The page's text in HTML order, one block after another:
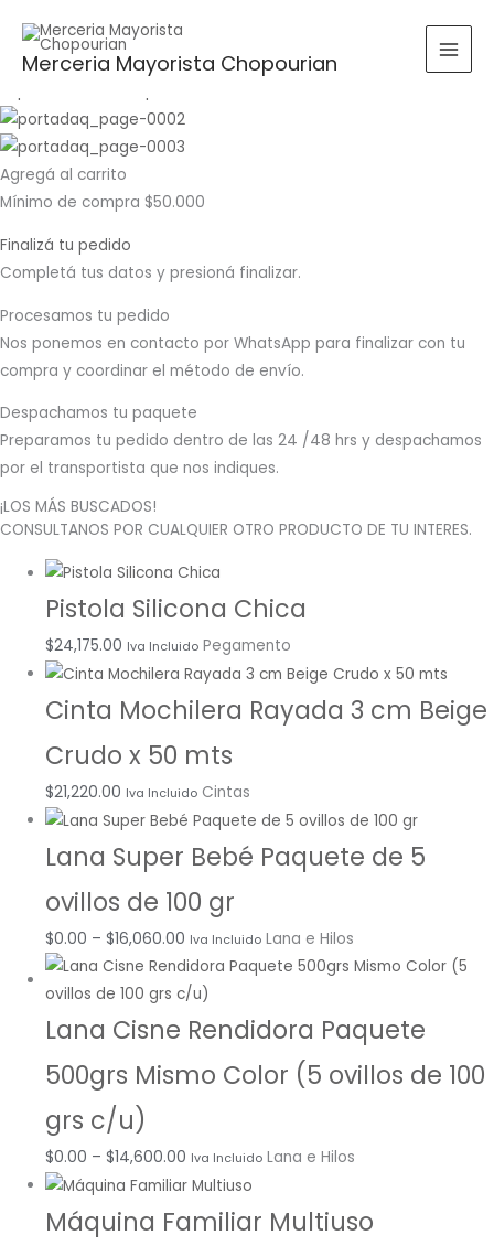
contenido
Merceria Mayorista Chopourian
por:
BUSCAR
Agregá al carrito
Mínimo de compra $50.000
Finalizá tu pedido
Completá tus datos y presioná finalizar.
Procesamos tu pedido
Nos ponemos en contacto por WhatsApp para finalizar con tu
compra y coordinar el método de envío.
Despachamos tu paquete
Preparamos tu pedido dentro de las 24 /48 hrs y despachamos
por el transportista que nos indiques.
¡LOS MÁS BUSCADOS!
CONSULTANOS POR CUALQUIER OTRO PRODUCTO DE TU INTERES.
Pistola Silicona Chica
$24,175.00 Iva Incluido Pegamento
Cinta Mochilera Rayada 3 cm Beige
Crudo x 50 mts
$21,220.00 Iva Incluido Cintas
Lana Super Bebé Paquete de 5
ovillos de 100 gr
$0.00 – $16,060.00
precios:
$0.00
Iva Incluido Lana e Hilos
Lana Cisne Rendidora Paquete
500grs Mismo Color (5 ovillos de 100
grs c/u)
$0.00 – $14,600.00
precios:
Iva Incluido Lana e Hilos
Máquina Familiar Multiuso